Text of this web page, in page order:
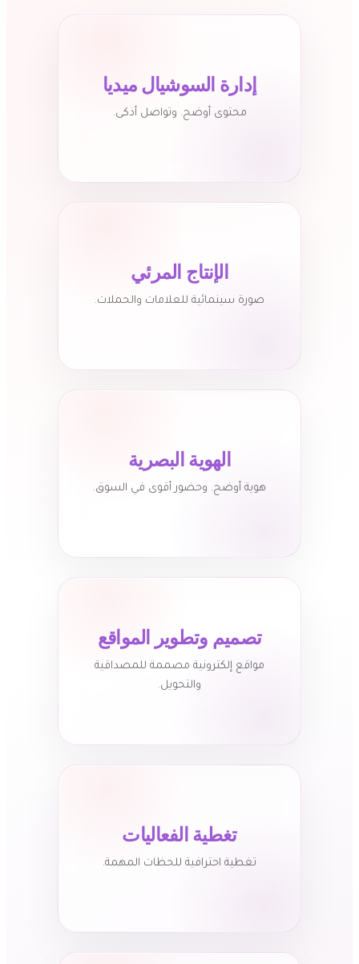
إدارة السوشيال ميديا
محتوى أوضح. وتواصل أذكى.
الإنتاج المرئي
صورة سينمائية للعلامات والحملات.
الهوية البصرية
هوية أوضح. وحضور أقوى في السوق.
تصميم وتطوير المواقع
مواقع إلكترونية مصممة للمصداقية
والتحويل.
تغطية الفعاليات
تغطية احترافية للحظات المهمة.